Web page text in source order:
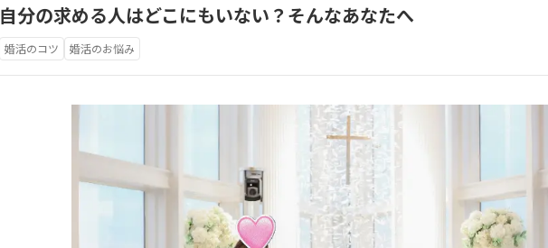
自分の求める人はどこにもいない？そんなあなたへ
婚活のコツ 婚活のお悩み